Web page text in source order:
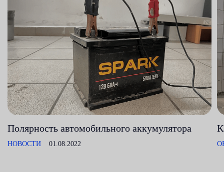
Полярность автомобильного аккумулятора
НОВОСТИ 01.08.2022